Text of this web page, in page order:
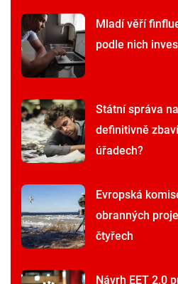
Mladí věří
podle nich
Státní správa
definitivně
úřadech?
Evropská
obranných
čtyřech
Návrh EET 2.0